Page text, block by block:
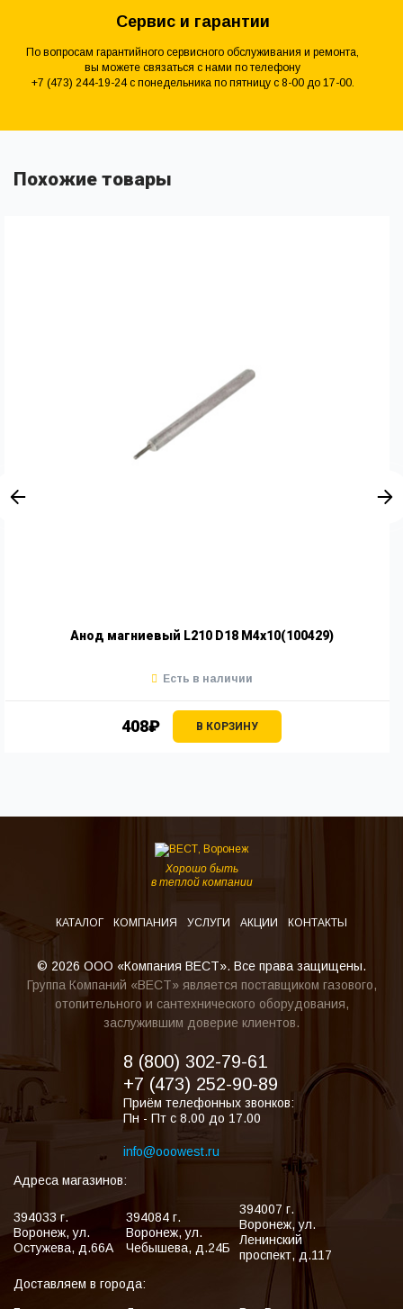
Сервис и гарантии
По вопросам гарантийного сервисного обслуживания и ремонта,
вы можете связаться с нами по телефону
+7 (473) 244-19-24 с понедельника по пятницу с 8-00 до 17-00.
Похожие товары
Анод магниевый L210 D18 M4x10(100429)
408₽ В КОРЗИНУ
Есть в наличии
Хорошо быть
в теплой компании
КАТАЛОГ КОМПАНИЯ УСЛУГИ АКЦИИ КОНТАКТЫ
© 2026 ООО «Компания ВЕСТ». Все права защищены.
Группа Компаний «ВЕСТ» является поставщиком газового,
отопительного и сантехнического оборудования,
заслужившим доверие клиентов.
8 (800) 302-79-61
+7 (473) 252-90-89
Приём телефонных звонков:
Пн - Пт с 8.00 до 17.00
info@ooowest.ru
Адреса магазинов:
394033 г.
Воронеж,ул.
Остужева, д.66А
394084 г.
Воронеж,ул.
Чебышева, д.24Б
394007 г.
Воронеж,ул.
Ленинский
проспект, д.117
Доставляем в города: